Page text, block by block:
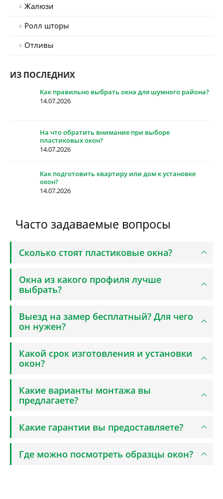
Жалюзи
Ролл шторы
Отливы
ИЗ ПОСЛЕДНИХ
Как правильно выбрать окна для шумного района?
14.07.2026
На что обратить внимание при выборе
пластиковых окон?
14.07.2026
Как подготовить квартиру или дом к установке
окон?
14.07.2026
Часто задаваемые вопросы
Сколько стоят пластиковые окна?
Окна из какого профиля лучше
выбрать?
Выезд на замер бесплатный? Для чего
он нужен?
Какой срок изготовления и установки
окон?
Какие варианты монтажа вы
предлагаете?
Какие гарантии вы предоставляете?
Где можно посмотреть образцы окон?